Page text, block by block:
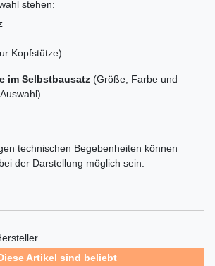
stehen:
Kopfstütze)
im Selbstbausatz (Größe, Farbe und
technischen Begebenheiten können
der Darstellung möglich sein.
Artikel sind beliebt